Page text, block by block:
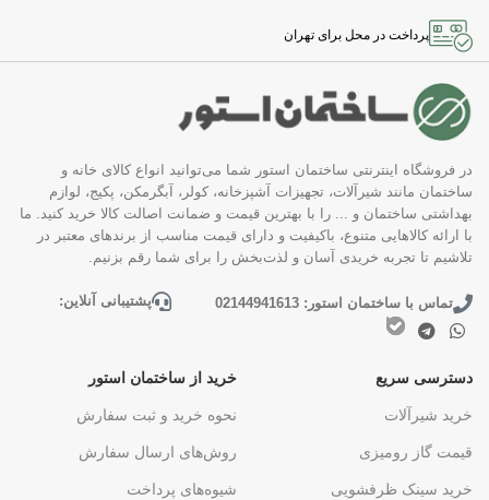
پرداخت در محل برای تهران
در فروشگاه اینترنتی ساختمان استور شما می‌توانید انواع کالای خانه و
ساختمان مانند شیرآلات، تجهیزات آشپزخانه، کولر، آبگرمکن، پکیج، لوازم
بهداشتی ساختمان و ... را با بهترین قیمت و ضمانت اصالت کالا خرید کنید. ما
با ارائه کالاهایی متنوع، باکیفیت و دارای قیمت مناسب از برندهای معتبر در
تلاشیم تا تجربه خریدی آسان و لذت‌بخش را برای شما رقم بزنیم.
تماس با ساختمان استور: 02144941613 پشتیبانی آنلاین:
دسترسی سریع
خرید شیرآلات
قیمت گاز رومیزی
خرید سینک ظرفشویی
خرید از ساختمان استور
نحوه خرید و ثبت سفارش
روش‌های ارسال سفارش
شیوه‌های پرداخت